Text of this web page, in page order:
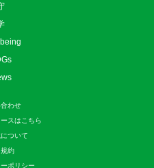
わせ
スはこちら
ついて
約
ポリシー